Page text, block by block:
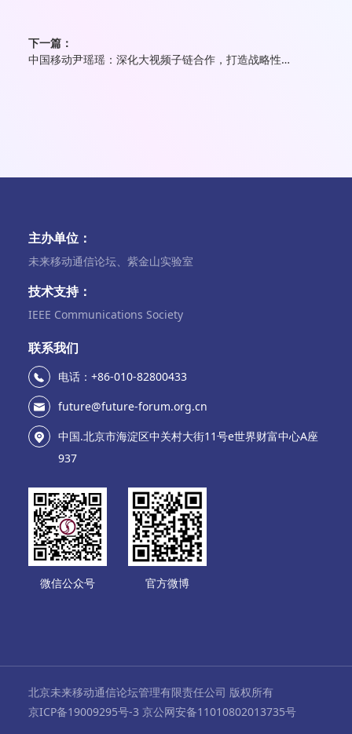
下一篇：
中国移动尹瑶瑶：深化大视频子链合作，打造战略性新型产业未来
主办单位：
未来移动通信论坛、紫金山实验室
技术支持：
IEEE Communications Society
联系我们
电话：+86-010-82800433
future@future-forum.org.cn
中国.北京市海淀区中关村大街11号e世界财富中心A座
937
微信公众号 官方微博
北京未来移动通信论坛管理有限责任公司 版权所有
京ICP备19009295号-3 京公网安备11010802013735号